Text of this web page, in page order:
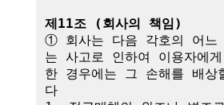
제11조 (회사의 책임)
① 회사는 다음 각호의 어느
는 사고로 인하여 이용자에
한 경우에는 그 손해를 배상
다